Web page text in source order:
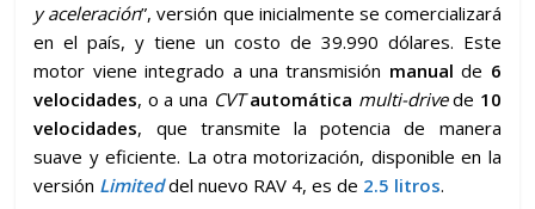
y aceleración”, versión que inicialmente se comercializará
en el país, y tiene un costo de 39.990 dólares. Este
motor viene integrado a una transmisión manual de 6
velocidades, o a una CVTautomática multi-drivede 10
velocidades, que transmite la potencia de manera
suave y eficiente. La otra motorización, disponible en la
versión Limiteddel nuevo RAV 4, es de 2.5 litros.